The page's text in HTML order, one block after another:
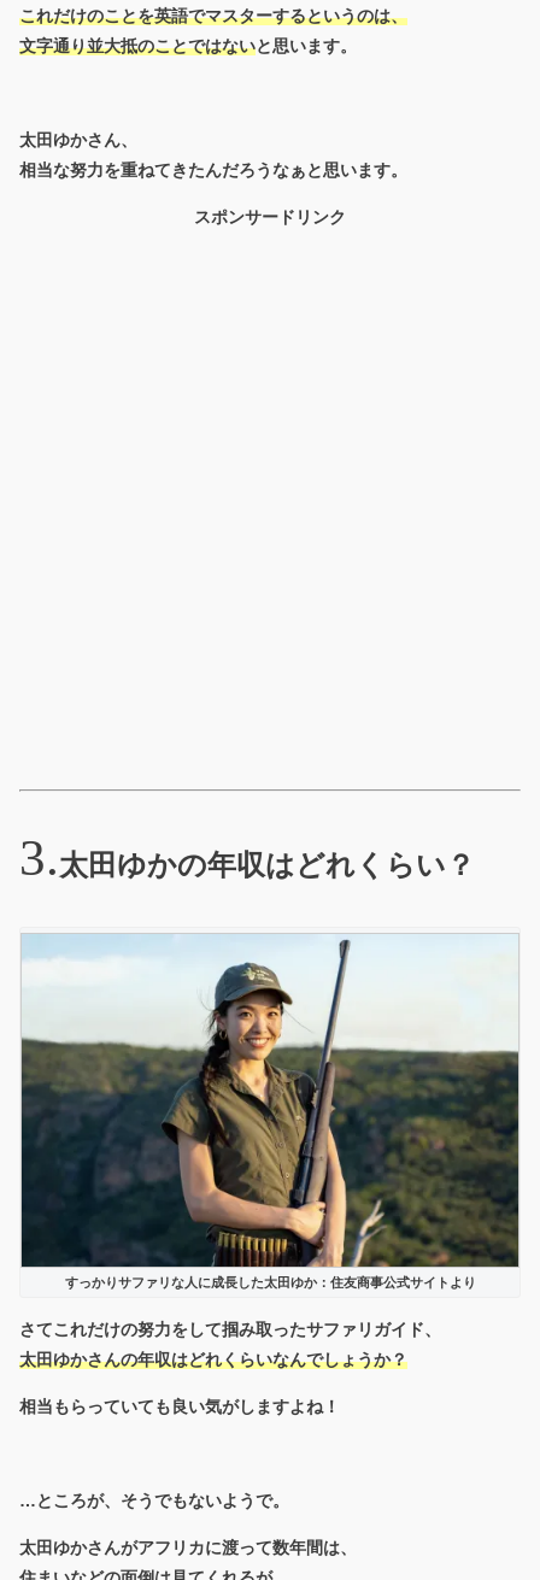
これだけのことを英語でマスターするというのは、
文字通り並大抵のことではないと思います。
太田ゆかさん、
相当な努力を重ねてきたんだろうなぁと思います。
スポンサードリンク
太田ゆかの年収はどれくらい？
すっかりサファリな人に成長した太田ゆか：住友商事公式サイトより
さてこれだけの努力をして掴み取ったサファリガイド、
太田ゆかさんの年収はどれくらいなんでしょうか？
相当もらっていても良い気がしますよね！
…ところが、そうでもないようで。
太田ゆかさんがアフリカに渡って数年間は、